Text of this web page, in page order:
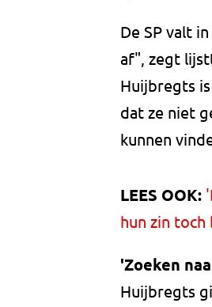
De SP valt
af", zegt
Huijbregts
dat ze niet
kunnen
LEES OOK:
hun zin toch
'Zoeken
Huijbregts